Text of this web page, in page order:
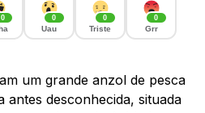
0 0
Uau
0
Triste
0
Grr
um grande anzol de pesca
antes desconhecida, situada